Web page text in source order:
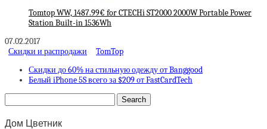
Tomtop WW, 1487.99€ for CTECHi ST2000 2000W Portable Power
Station Built-in 1536Wh
07.02.2017
Скидки и распродажи
TomTop
Скидки до 60% на стильную одежду от Banggood
Белый iPhone 5S всего за $209 от FastCardTech
Дом Цветник